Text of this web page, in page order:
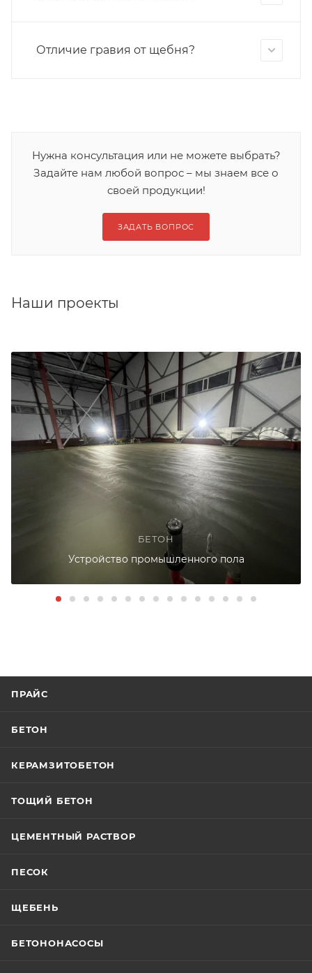
Отличие гравия от щебня?
Нужна консультация или не можете выбрать?
Задайте нам любой вопрос – мы знаем все о
своей продукции!
ЗАДАТЬ ВОПРОС
Наши проекты
БЕТОН
Устройство промышленного пола
ПРАЙС
БЕТОН
КЕРАМЗИТОБЕТОН
ТОЩИЙ БЕТОН
ЦЕМЕНТНЫЙ РАСТВОР
ПЕСОК
ЩЕБЕНЬ
БЕТОНОНАСОСЫ